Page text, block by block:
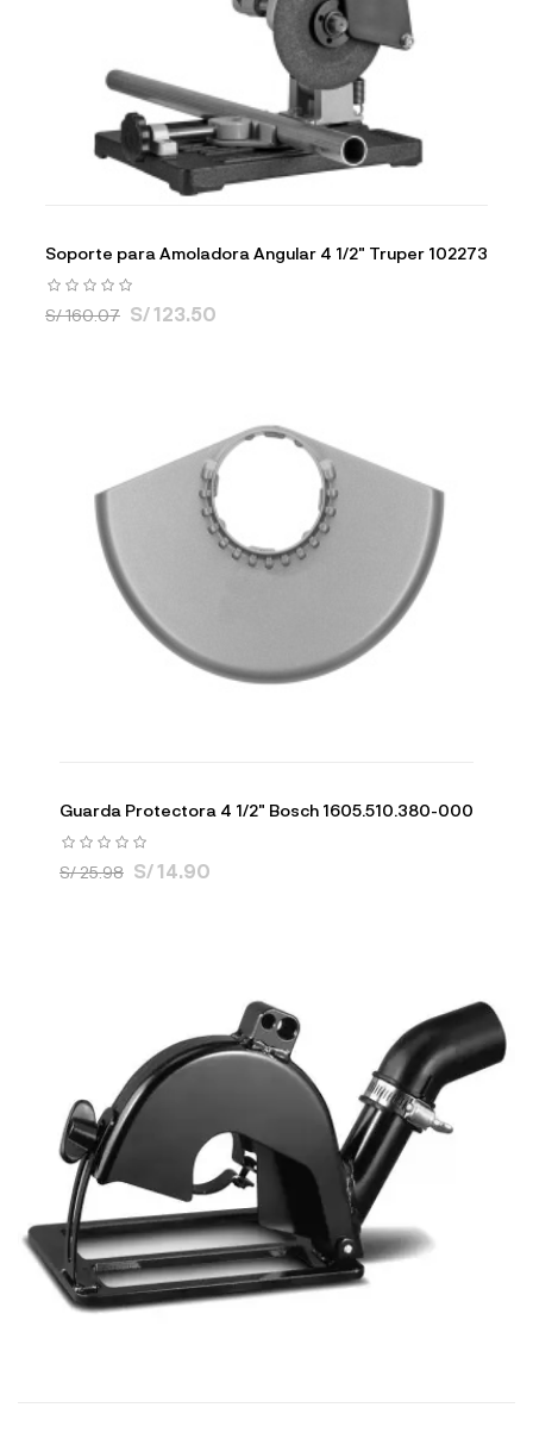
Soporte para Amoladora Angular 4 1/2" Truper 102273
S/ 160.07 S/ 123.50
Guarda Protectora 4 1/2" Bosch 1605.510.380-000
S/ 25.98 S/ 14.90